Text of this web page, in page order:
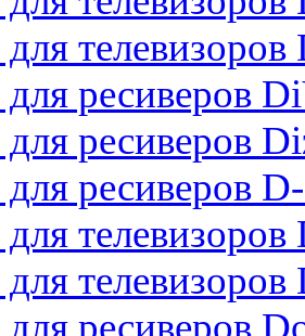
телевизоров
ресиверов
ресиверов
ресиверов
телевизоров
ресиверов